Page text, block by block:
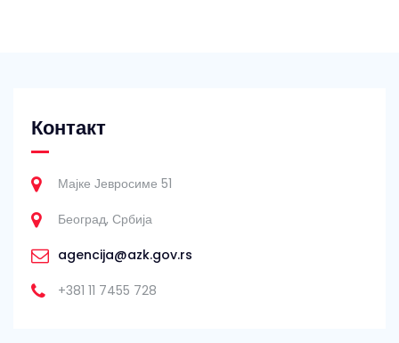
Контакт
Мајке Јевросиме 51
Београд, Србија
agencija@azk.gov.rs
+381 11 7455 728